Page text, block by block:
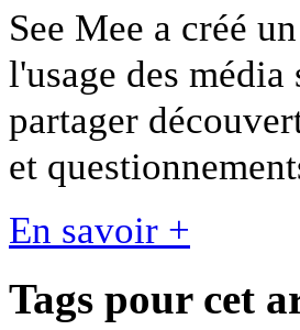
See Mee a créé
l'usage des
partager
et
En savoir +
Tags pour cet